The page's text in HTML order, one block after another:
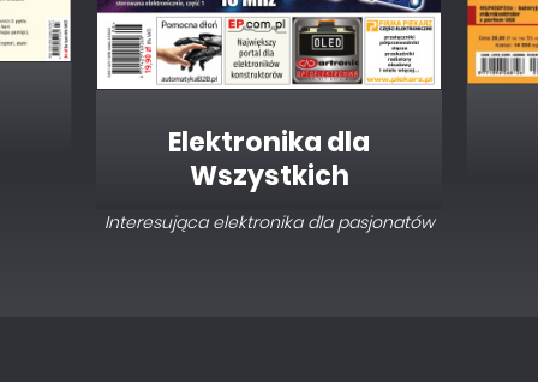
MINIPROJEKTY
Miniaturowy wzmacniacz mocy z LM4952
Elektronika dla
Wszystkich
Interesująca elektronika dla pasjonatów